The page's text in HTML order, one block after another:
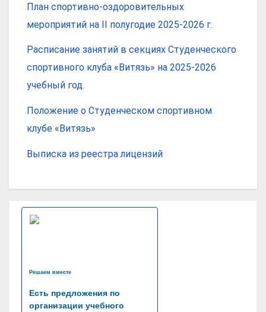
План спортивно-оздоровительных
мероприятий на II полугодие 2025-2026 г.
Расписание занятий в секциях Студенческого
спортивного клуба «Витязь» на 2025-2026
учебный год.
Положение о Студенческом спортивном
клубе «Витязь»
Выписка из реестра лицензий
Решаем вместе
Есть предложения по
организации учебного